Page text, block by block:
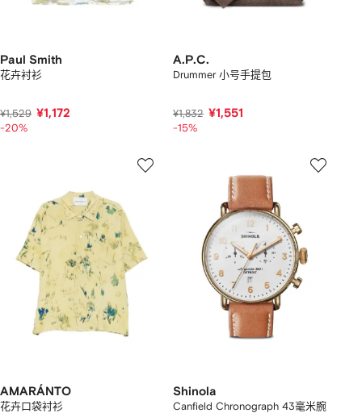
Paul Smith
花卉衬衫
¥1,529 ¥1,172
-20%
A.P.C.
Drummer 小号手提包
¥1,832 ¥1,551
-15%
AMARÁNTO
花卉口袋衬衫
Shinola
Canfield Chronograph 43毫米腕